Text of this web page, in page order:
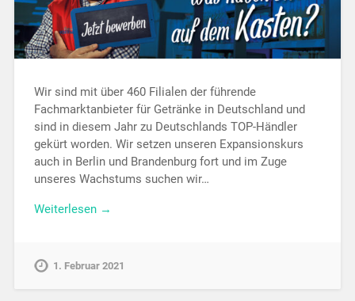
Wir sind mit über 460 Filialen der führende
Fachmarktanbieter für Getränke in Deutschland und
sind in diesem Jahr zu Deutschlands TOP-Händler
gekürt worden. Wir setzen unseren Expansionskurs
auch in Berlin und Brandenburg fort und im Zuge
unseres Wachstums suchen wir…
Weiterlesen →
1. Februar 2021